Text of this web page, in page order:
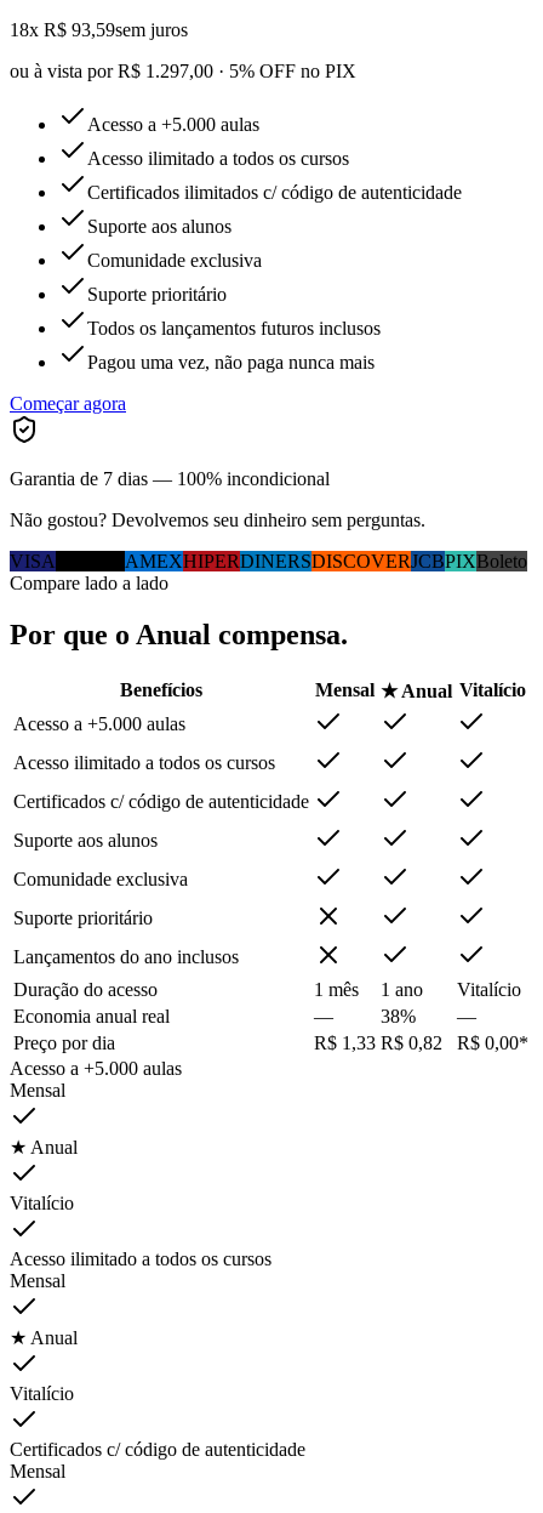
18x R$ 93,59sem juros
ou à vista por R$ 1.297,00 · 5% OFF no PIX
Acesso a +5.000 aulas
Acesso ilimitado a todos os cursos
Certificados ilimitados c/ código de autenticidade
Suporte aos alunos
Comunidade exclusiva
Suporte prioritário
Todos os lançamentos futuros inclusos
Pagou uma vez, não paga nunca mais
Começar agora
Garantia de 7 dias — 100% incondicional
Não gostou? Devolvemos seu dinheiro sem perguntas.
VISA
AMEXHIPERDINERSDISCOVERJCBPIXBoleto
Compare lado a lado
Por que o Anual compensa.
Benefícios Mensal ★ Anual Vitalício
Acesso a +5.000 aulas
Acesso ilimitado a todos os cursos
Certificados c/ código de autenticidade
Suporte aos alunos
Comunidade exclusiva
Suporte prioritário
Lançamentos do ano inclusos
Duração do acesso
1 mês 1 ano
Vitalício
Economia anual real
— 38%
—
Preço por dia
R$ 1,33 R$ 0,82
R$ 0,00*
Acesso a +5.000 aulas
Mensal
★ Anual
Vitalício
Acesso ilimitado a todos os cursos
Mensal
★ Anual
Vitalício
Certificados c/ código de autenticidade
Mensal